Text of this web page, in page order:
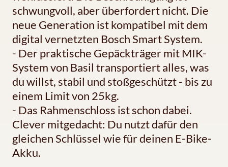
schwungvoll, aber überfordert nicht. Die
neue Generation ist kompatibel mit dem
digital vernetzten Bosch Smart System.
- Der praktische Gepäckträger mit MIK-
System von Basil transportiert alles, was
du willst, stabil und stoßgeschützt - bis zu
einem Limit von 25kg.
- Das Rahmenschloss ist schon dabei.
Clever mitgedacht: Du nutzt dafür den
gleichen Schlüssel wie für deinen E-Bike-
Akku.